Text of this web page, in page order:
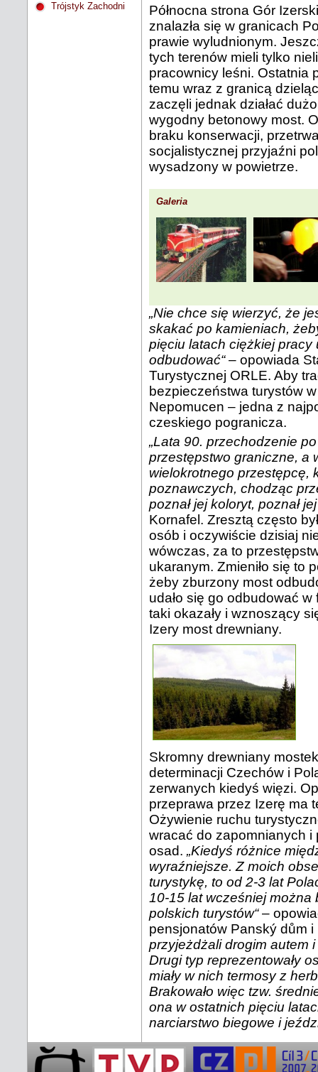
Trójstyk Zachodni
Północna strona Gór
znalazła się w granicach
prawie wyludnionym.
tych terenów mieli tylko
pracownicy leśni. Ostatnia
temu wraz z granicą
zaczęli jednak działać
wygodny betonowy most.
braku konserwacji,
socjalistycznej przyjaźni
wysadzony w powietrze.
Galeria
„Nie chce się wierzyć, że
skakać po kamieniach,
pięciu latach ciężkiej pracy
odbudować“– opowiada
Turystycznej ORLE. Aby
bezpieczeństwa turystów
Nepomucen – jedna z
czeskiego pogranicza.
„Lata 90. przechodzenie
przestępstwo graniczne, a
wielokrotnego przestępcę,
poznawczych, chodząc
poznał jej koloryt, poznał
Kornafel. Zresztą często
osób i oczywiście dzisiaj
wówczas, za to
ukaranym. Zmieniło się to
żeby zburzony most
udało się go odbudować
taki okazały i wznoszący
Izery most drewniany.
Skromny drewniany
determinacji Czechów i
zerwanych kiedyś więzi.
przeprawa przez Izerę ma
Ożywienie ruchu
wracać do zapomnianych
osad. „Kiedyś różnice
wyraźniejsze. Z moich
turystykę, to od 2-3 lat
10-15 lat wcześniej można
polskich turystów“–
pensjonatów Panský dům
przyjeżdżali drogim autem
Drugi typ reprezentowały
miały w nich termosy z
Brakowało więc tzw.
ona w ostatnich pięciu
narciarstwo biegowe i